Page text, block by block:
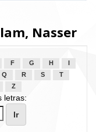
Nasser
F G H
Q R S
T
Z
letras: